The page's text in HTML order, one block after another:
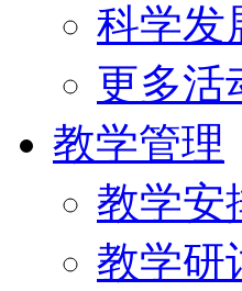
科学发
更多活
教学管理
教学安
教学研